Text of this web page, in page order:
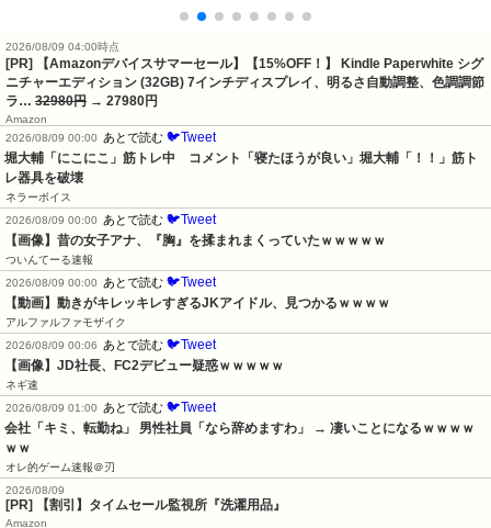
2026/08/09 04:00時点
[PR] 【Amazonデバイスサマーセール】【15%OFF！】 Kindle Paperwhite シグ
ニチャーエディション (32GB) 7インチディスプレイ、明るさ自動調整、色調調節
ラ… 32980円 → 27980円
Amazon
2026/08/09 00:00
あとで読む 🐦Tweet
堀大輔「にこにこ」筋トレ中　コメント「寝たほうが良い」堀大輔「！！」筋ト
レ器具を破壊
ネラーボイス
2026/08/09 00:00
あとで読む 🐦Tweet
【画像】昔の女子アナ、『胸』を揉まれまくっていたｗｗｗｗｗ
ついんてーる速報
2026/08/09 00:00
あとで読む 🐦Tweet
【動画】動きがキレッキレすぎるJKアイドル、見つかるｗｗｗｗ
アルファルファモザイク
2026/08/09 00:06
あとで読む 🐦Tweet
【画像】JD社長、FC2デビュー疑惑ｗｗｗｗｗ
ネギ速
2026/08/09 01:00
あとで読む 🐦Tweet
会社「キミ、転勤ね」 男性社員「なら辞めますわ」 → 凄いことになるｗｗｗｗ
ｗｗ
オレ的ゲーム速報＠刃
2026/08/09
[PR] 【割引】タイムセール監視所『洗濯用品』
Amazon